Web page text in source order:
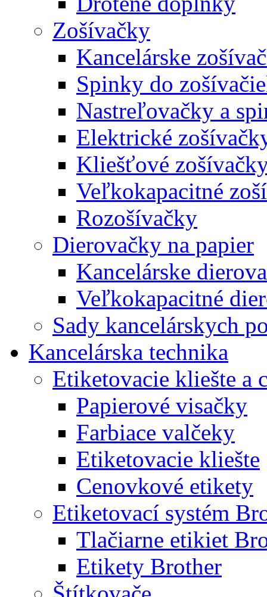
Zošívačky
Kancelárske
Spinky do
Nastreľovačky a
Elektrické
Kliešťové
Veľkokapacitné
Rozošívačky
Dierovačky na papier
Kancelárske
Veľkokapacitné
Sady kancelárskych
Kancelárska technika
Etiketovacie kliešte a
Papierové visačky
Farbiace valčeky
Etiketovacie kliešte
Cenovkové etikety
Etiketovací systém
Tlačiarne etikiet
Etikety Brother